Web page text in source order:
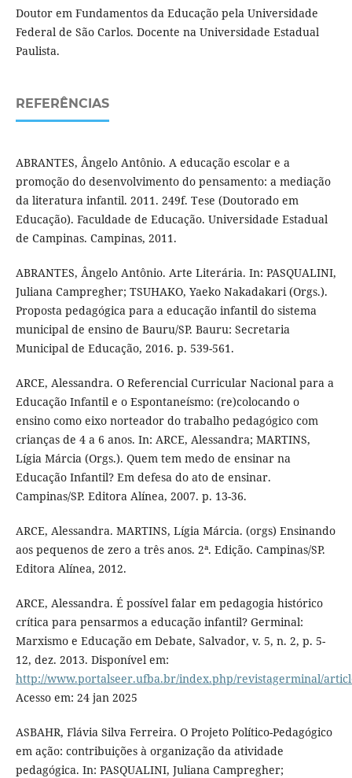
Doutor em Fundamentos da Educação pela Universidade
Federal de São Carlos. Docente na Universidade Estadual
Paulista.
REFERÊNCIAS
ABRANTES, Ângelo Antônio. A educação escolar e a
promoção do desenvolvimento do pensamento: a mediação
da literatura infantil. 2011. 249f. Tese (Doutorado em
Educação). Faculdade de Educação. Universidade Estadual
de Campinas. Campinas, 2011.
ABRANTES, Ângelo Antônio. Arte Literária. In: PASQUALINI,
Juliana Campregher; TSUHAKO, Yaeko Nakadakari (Orgs.).
Proposta pedagógica para a educação infantil do sistema
municipal de ensino de Bauru/SP. Bauru: Secretaria
Municipal de Educação, 2016. p. 539-561.
ARCE, Alessandra. O Referencial Curricular Nacional para a
Educação Infantil e o Espontaneísmo: (re)colocando o
ensino como eixo norteador do trabalho pedagógico com
crianças de 4 a 6 anos. In: ARCE, Alessandra; MARTINS,
Lígia Márcia (Orgs.). Quem tem medo de ensinar na
Educação Infantil? Em defesa do ato de ensinar.
Campinas/SP. Editora Alínea, 2007. p. 13-36.
ARCE, Alessandra. MARTINS, Lígia Márcia. (orgs) Ensinando
aos pequenos de zero a três anos. 2ª. Edição. Campinas/SP.
Editora Alínea, 2012.
ARCE, Alessandra. É possível falar em pedagogia histórico
crítica para pensarmos a educação infantil? Germinal:
Marxismo e Educação em Debate, Salvador, v. 5, n. 2, p. 5-
12, dez. 2013. Disponível em:
http://www.portalseer.ufba.br/index.php/revistagerminal/
Acesso em: 24 jan 2025
ASBAHR, Flávia Silva Ferreira. O Projeto Político-Pedagógico
em ação: contribuições à organização da atividade
pedagógica. In: PASQUALINI, Juliana Campregher;